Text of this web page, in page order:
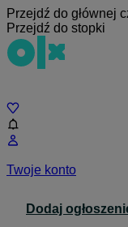
Przejdź do głównej
Przejdź do stopki
Twoje konto
Dodaj